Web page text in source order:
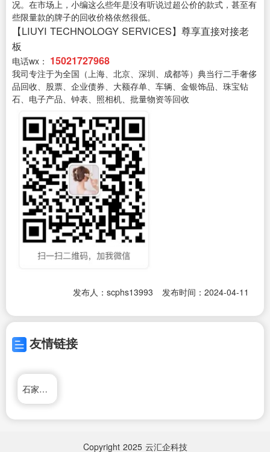
况。在市场上，小编这么些年是没有听说过超公价的款式，甚至有
些限量款的牌子的回收价格依然很低。
【LIUYI TECHNOLOGY SERVICES】尊享直接对接老
板
电话wx： 15021727968
我司专注于为全国（上海、北京、深圳、成都等）典当行二手奢侈
品回收、股票、企业债券、大额存单、车辆、金银饰品、珠宝钻
石、电子产品、钟表、照相机、批量物资等回收
发布人：scphs13993 发布时间：2024-04-11
友情链接
石家庄回收公司
Copyright 2025 云汇企科技